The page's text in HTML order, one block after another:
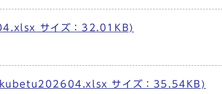
サイズ：32.01KB)
サイズ：35.54KB)